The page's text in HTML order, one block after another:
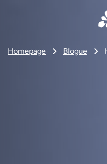
Homepage Blogue